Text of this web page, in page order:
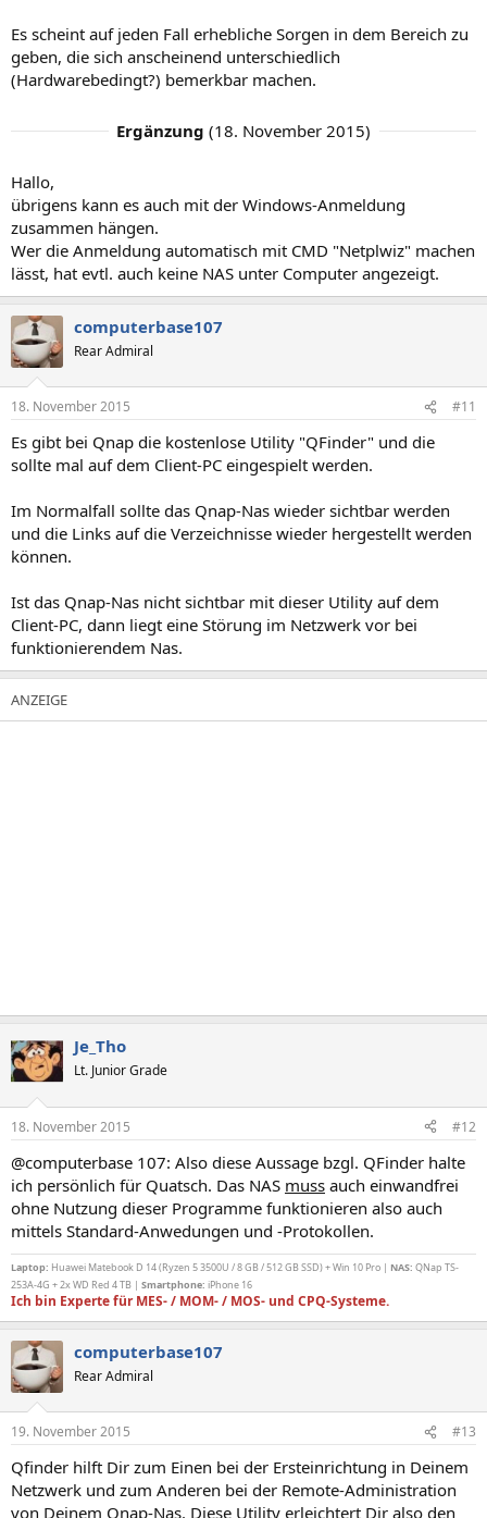
Es scheint auf jeden Fall erhebliche Sorgen in dem Bereich zu
geben, die sich anscheinend unterschiedlich
(Hardwarebedingt?) bemerkbar machen.
Ergänzung (18. November 2015)
Hallo,
übrigens kann es auch mit der Windows-Anmeldung
zusammen hängen.
Wer die Anmeldung automatisch mit CMD "Netplwiz" machen
lässt, hat evtl. auch keine NAS unter Computer angezeigt.
computerbase107
Rear Admiral
18. November 2015 #11
Es gibt bei Qnap die kostenlose Utility "QFinder" und die
sollte mal auf dem Client-PC eingespielt werden.
Im Normalfall sollte das Qnap-Nas wieder sichtbar werden
und die Links auf die Verzeichnisse wieder hergestellt werden
können.
Ist das Qnap-Nas nicht sichtbar mit dieser Utility auf dem
Client-PC, dann liegt eine Störung im Netzwerk vor bei
funktionierendem Nas.
Je_Tho
Lt. Junior Grade
18. November 2015 #12
@computerbase 107: Also diese Aussage bzgl. QFinder halte
ich persönlich für Quatsch. Das NAS muss auch einwandfrei
ohne Nutzung dieser Programme funktionieren also auch
mittels Standard-Anwedungen und -Protokollen.
Laptop: Huawei Matebook D 14 (Ryzen 5 3500U / 8 GB / 512 GB SSD) + Win 10 Pro | NAS: QNap TS-
253A-4G + 2x WD Red 4 TB | Smartphone: iPhone 16
Ich bin Experte für MES- / MOM- / MOS- und CPQ-Systeme.
computerbase107
Rear Admiral
19. November 2015 #13
Qfinder hilft Dir zum Einen bei der Ersteinrichtung in Deinem
Netzwerk und zum Anderen bei der Remote-Administration
von Deinem Qnap-Nas. Diese Utility erleichtert Dir also den